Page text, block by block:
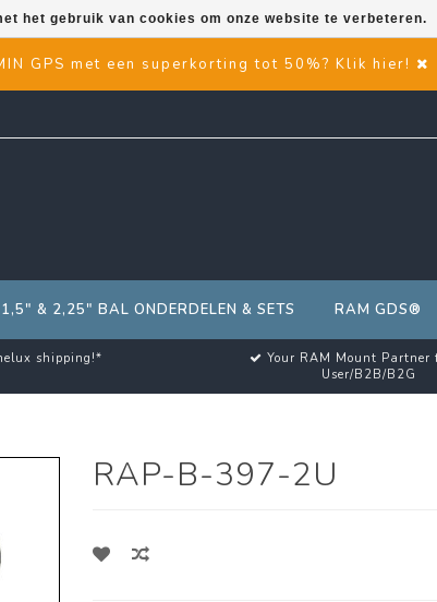
GPS met een superkorting tot 50%? Klik hier!
& 2,25" BAL ONDERDELEN & SETS RAM GDS®
shipping!*
Your RAM Mount Partner
User/B2B/B2G
RAP-B-397-2U
het gebruik van cookies om onze website te verbeteren.